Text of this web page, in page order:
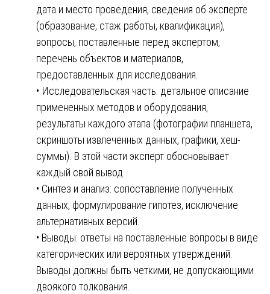
дата и место проведения, сведения об эксперте
(образование, стаж работы, квалификация),
вопросы, поставленные перед экспертом,
перечень объектов и материалов,
предоставленных для исследования.
• Исследовательская часть: детальное описание
примененных методов и оборудования,
результаты каждого этапа (фотографии планшета,
скриншоты извлеченных данных, графики, хеш-
суммы). В этой части эксперт обосновывает
каждый свой вывод.
• Синтез и анализ: сопоставление полученных
данных, формулирование гипотез, исключение
альтернативных версий.
• Выводы: ответы на поставленные вопросы в виде
категорических или вероятных утверждений.
Выводы должны быть четкими, не допускающими
двоякого толкования.